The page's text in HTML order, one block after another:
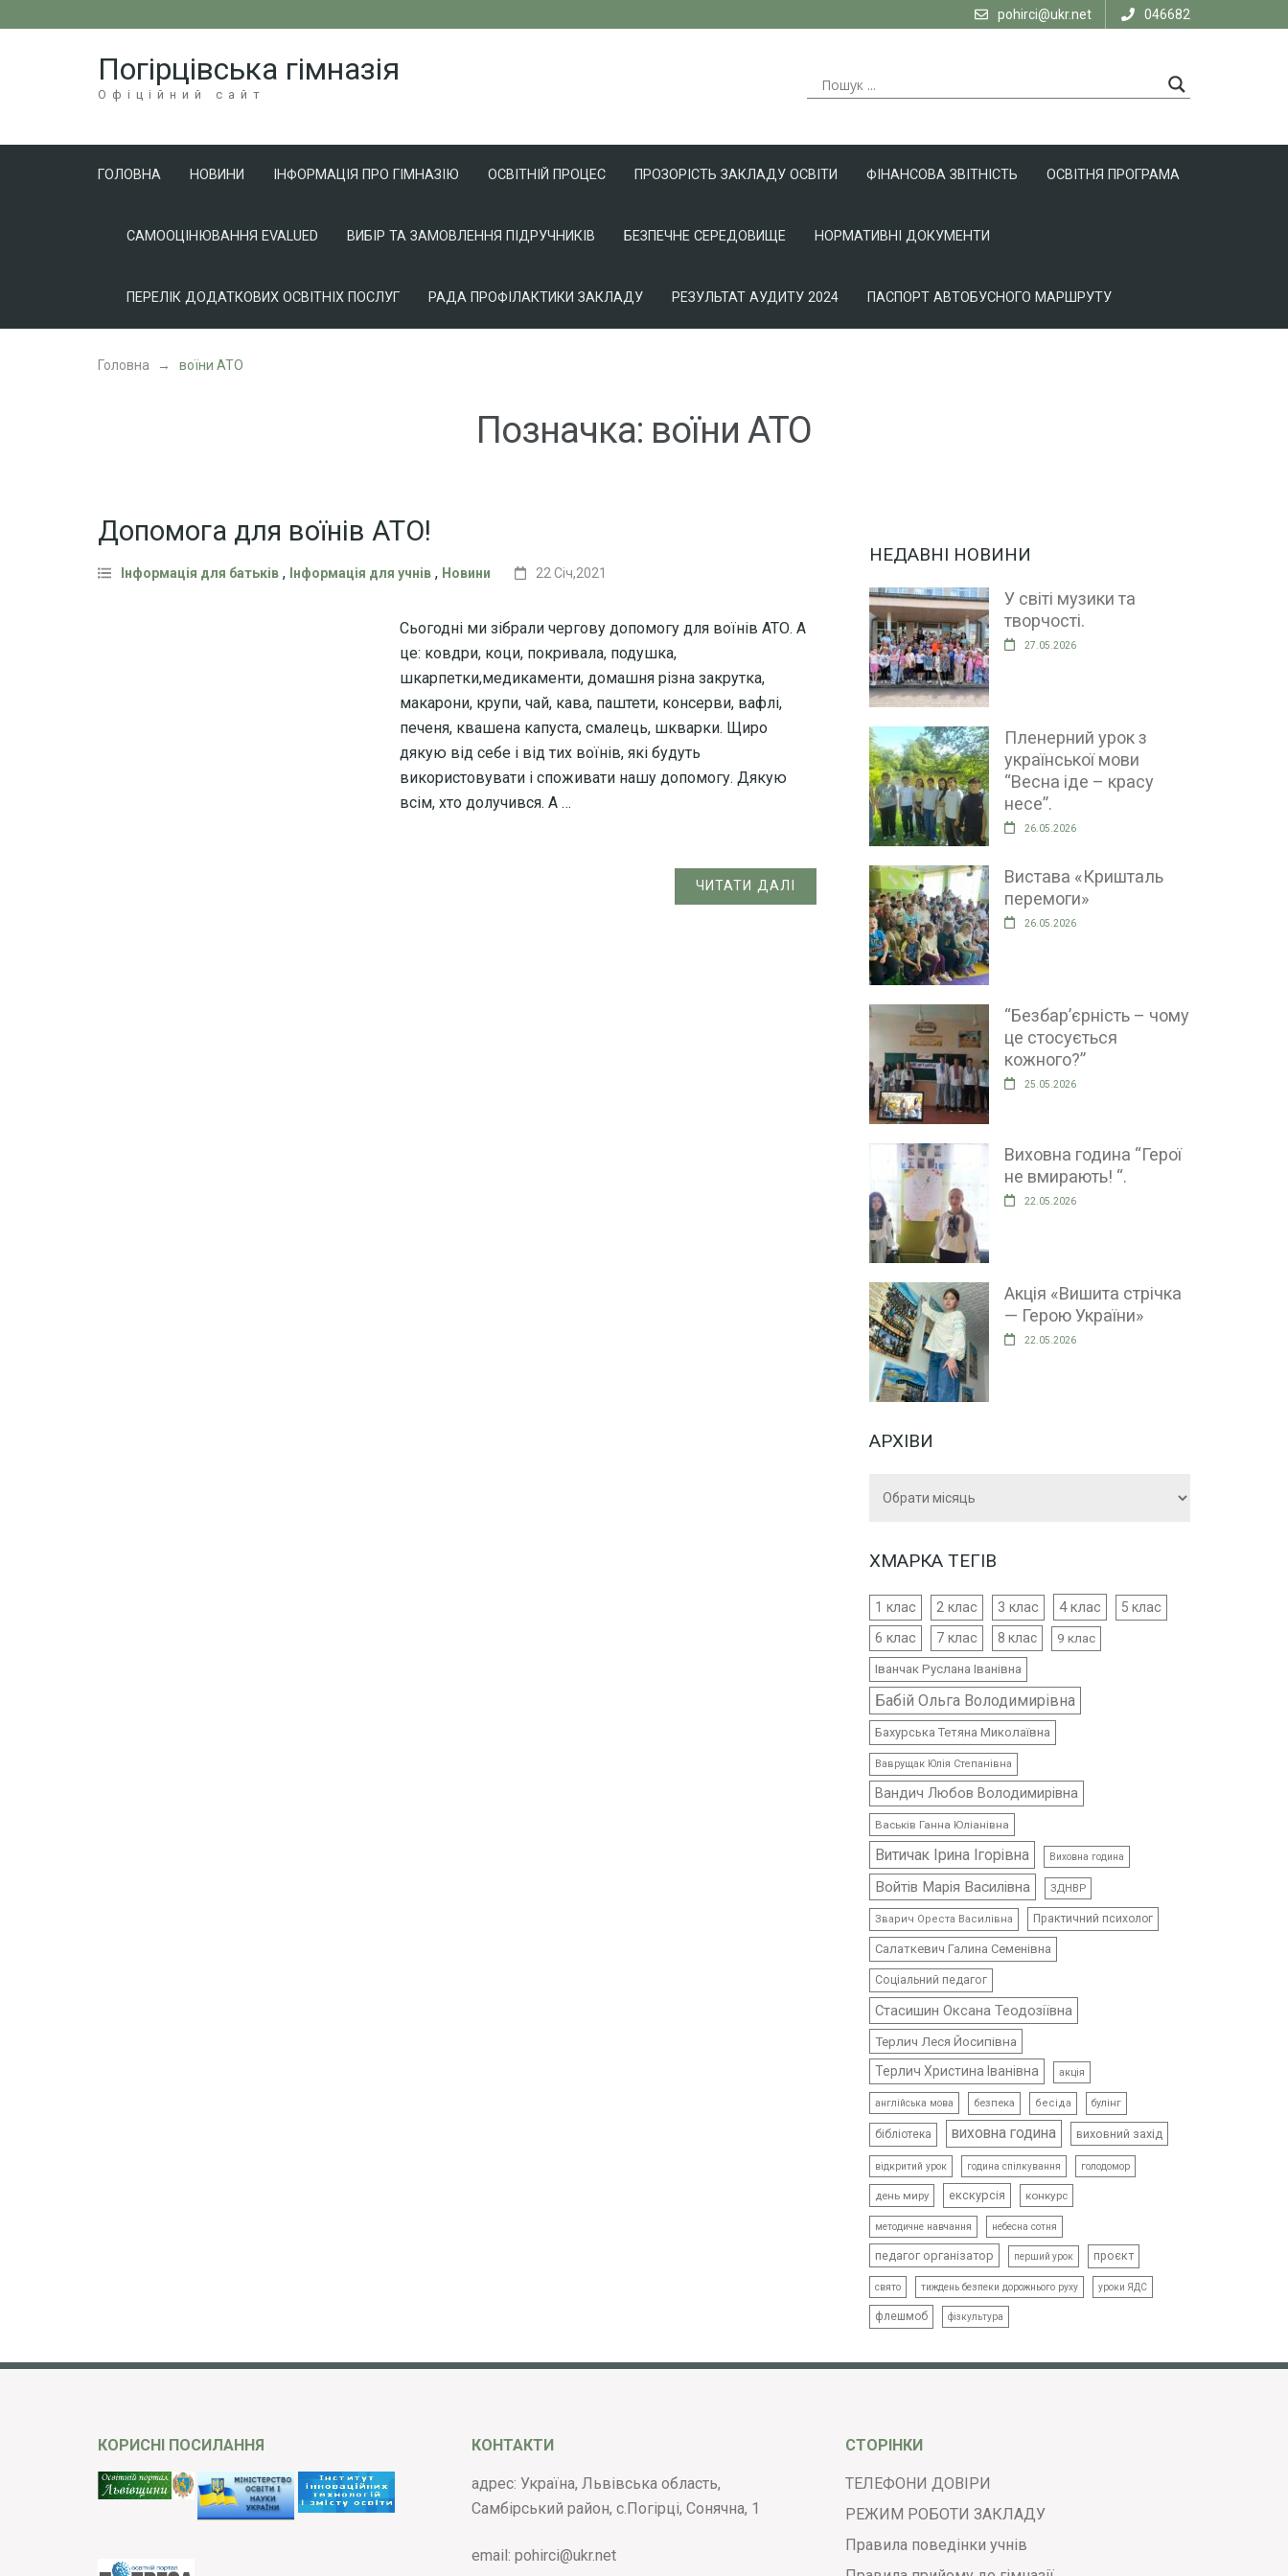
pohirci@ukr.net 046682
Погірцівська гімназія
Офіційний сайт
ГОЛОВНА НОВИНИ ІНФОРМАЦІЯ ПРО ГІМНАЗІЮ ОСВІТНІЙ ПРОЦЕС ПРОЗОРІСТЬ ЗАКЛАДУ ОСВІТИ ФІНАНСОВА ЗВІТНІСТЬ ОСВІТНЯ ПРОГРАМА
САМООЦІНЮВАННЯ EVALUED ВИБІР ТА ЗАМОВЛЕННЯ ПІДРУЧНИКІВ БЕЗПЕЧНЕ СЕРЕДОВИЩЕ НОРМАТИВНІ ДОКУМЕНТИ
ПЕРЕЛІК ДОДАТКОВИХ ОСВІТНІХ ПОСЛУГ РАДА ПРОФІЛАКТИКИ ЗАКЛАДУ РЕЗУЛЬТАТ АУДИТУ 2024 ПАСПОРТ АВТОБУСНОГО МАРШРУТУ
Головна → воїни АТО
Позначка: воїни АТО
Допомога для воїнів АТО!
Інформація для батьків , Інформація для учнів , Новини 22 Січ,2021
Сьогодні ми зібрали чергову допомогу для воїнів АТО. А
це: ковдри, коци, покривала, подушка,
шкарпетки,медикаменти, домашня різна закрутка,
макарони, крупи, чай, кава, паштети, консерви, вафлі,
печеня, квашена капуста, смалець, шкварки. Щиро
дякую від себе і від тих воїнів, які будуть
використовувати і споживати нашу допомогу. Дякую
всім, хто долучився. А …
ЧИТАТИ ДАЛІ
НЕДАВНІ НОВИНИ
У світі музики та
творчості.
27.05.2026
Пленерний урок з
української мови
“Весна іде – красу
несе”.
26.05.2026
Вистава «Кришталь
перемоги»
26.05.2026
“Безбар’єрність – чому
це стосується
кожного?”
25.05.2026
Виховна година “Герої
не вмирають! “.
22.05.2026
Акція «Вишита стрічка
— Герою України»
22.05.2026
АРХІВИ
ХМАРКА ТЕГІВ
1 клас 2 клас 3 клас 4 клас 5 клас
6 клас 7 клас 8 клас 9 клас
Іванчак Руслана Іванівна
Бабій Ольга Володимирівна
Бахурська Тетяна Миколаївна
Ваврущак Юлія Степанівна
Вандич Любов Володимирівна
Васьків Ганна Юліанівна
Витичак Ірина Ігорівна Виховна година
Войтів Марія Василівна ЗДНВР
Зварич Ореста Василівна Практичний психолог
Салаткевич Галина Семенівна
Соціальний педагог
Стасишин Оксана Теодозіївна
Терлич Леся Йосипівна
Терлич Христина Іванівна
акція
англійська мова безпека бесіда булінг
бібліотека виховна година виховний захід
відкритий урок година спілкування голодомор
день миру екскурсія конкурс
методичне навчання небесна сотня
педагог організатор перший урок проєкт
свято тиждень безпеки дорожнього руху уроки ЯДС
флешмоб фізкультура
КОРИСНІ ПОСИЛАННЯ КОНТАКТИ
адрес: Україна, Львівська область,
Самбірський район, с.Погірці, Сонячна, 1
email: pohirci@ukr.net
СТОРІНКИ
ТЕЛЕФОНИ ДОВІРИ
РЕЖИМ РОБОТИ ЗАКЛАДУ
Правила поведінки учнів